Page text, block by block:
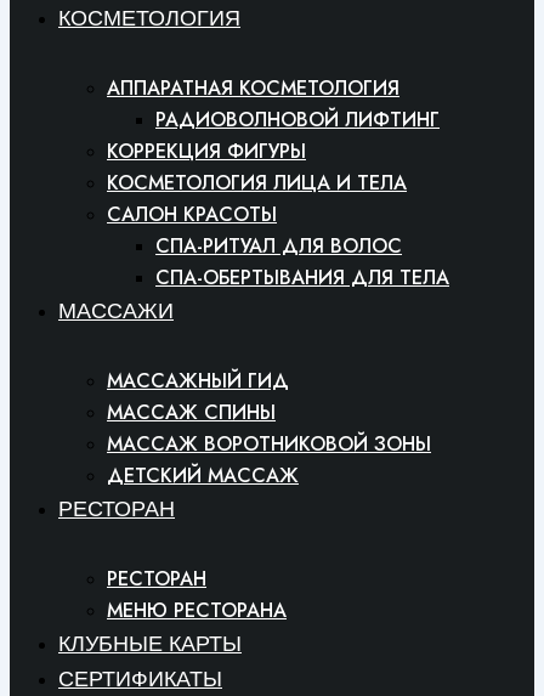
КОСМЕТОЛОГИЯ
АППАРАТНАЯ КОСМЕТОЛОГИЯ
РАДИОВОЛНОВОЙ ЛИФТИНГ
КОРРЕКЦИЯ ФИГУРЫ
КОСМЕТОЛОГИЯ ЛИЦА И ТЕЛА
САЛОН КРАСОТЫ
СПА-РИТУАЛ ДЛЯ ВОЛОС
СПА-ОБЕРТЫВАНИЯ ДЛЯ ТЕЛА
МАССАЖИ
МАССАЖНЫЙ ГИД
МАССАЖ СПИНЫ
МАССАЖ ВОРОТНИКОВОЙ ЗОНЫ
ДЕТСКИЙ МАССАЖ
РЕСТОРАН
РЕСТОРАН
МЕНЮ РЕСТОРАНА
КЛУБНЫЕ КАРТЫ
СЕРТИФИКАТЫ